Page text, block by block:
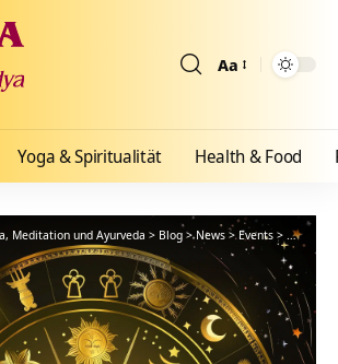
Aa
Yoga & Spiritualität Health & Food
Meditation und Ayurveda > Blog >News >Events >